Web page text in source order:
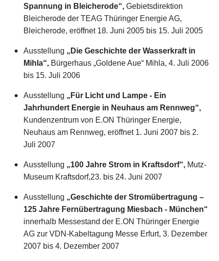
Spannung in Bleicherode“, Gebietsdirektion
Bleicherode der TEAG Thüringer Energie AG,
Bleicherode, eröffnet 18. Juni 2005 bis 15. Juli 2005
Ausstellung „Die Geschichte der Wasserkraft in
Mihla“, Bürgerhaus „Goldene Aue“ Mihla, 4. Juli 2006
bis 15. Juli 2006
Ausstellung „Für Licht und Lampe - Ein
Jahrhundert Energie in Neuhaus am Rennweg“,
Kundenzentrum von E.ON Thüringer Energie,
Neuhaus am Rennweg, eröffnet 1. Juni 2007 bis 2.
Juli 2007
Ausstellung „100 Jahre Strom in Kraftsdorf“, Mutz-
Museum Kraftsdorf,23. bis 24. Juni 2007
Ausstellung „Geschichte der Stromübertragung –
125 Jahre Fernübertragung Miesbach - München“
innerhalb Messestand der E.ON Thüringer Energie
AG zur VDN-Kabeltagung Messe Erfurt, 3. Dezember
2007 bis 4. Dezember 2007